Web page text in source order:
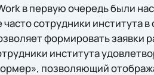
в первую очередь были
сотрудники института
формировать заявки
института
позволяющий